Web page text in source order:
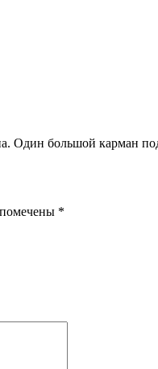
Один большой карман
*